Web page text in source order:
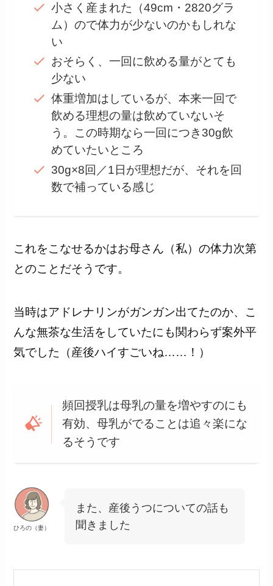
小さく産まれた（49cm・2820グラ
ム）ので体力が少ないのかもしれな
い
おそらく、一回に飲める量がとても
少ない
体重増加はしているが、本来一回で
飲める理想の量は飲めていないそ
う。この時期なら一回につき30g飲
めていたいところ
30g×8回／1日が理想だが、それを回
数で補っている感じ
これをこなせるかはお母さん（私）の体力次第
とのことだそうです。
当時はアドレナリンがガンガン出てたのか、こ
んな無茶な生活をしていたにも関わらず案外平
気でした（産後ハイすごいね……！）
頻回授乳は母乳の量を増やすのにも
有効、母乳がでることは追々楽にな
るそうです
ひろの（妻）
また、産後うつについての話も
聞きました